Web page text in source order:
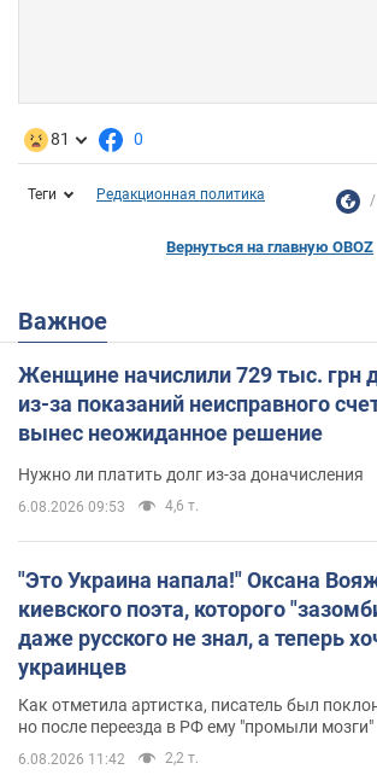
81 0
Теги Редакционная политика
Вернуться на главную OBOZ
Важное
Женщине начислили 729 тыс. грн
из-за показаний неисправного
вынес неожиданное решение
Нужно ли платить долг из-за доначисления
6.08.2026 09:53 4,6 т.
"Это Украина напала!" Оксана
киевского поэта, которого
даже русского не знал, а теперь
украинцев
Как отметила артистка, писатель был
но после переезда в РФ ему "промыли мозги"
6.08.2026 11:42 2,2 т.